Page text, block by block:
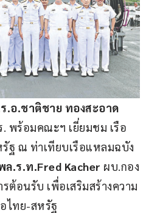
.อ.ชาติชาย ทองสะอาด
พร้อมคณะฯ เยี่ยมชม เรือ
รัฐ ณ ท่าเทียบเรือแหลมฉบัง
ล.ร.ท.Fred Kacher ผบ.กอง
ต้อนรับ เพื่อเสริมสร้างความ
ไทย-สหรัฐ